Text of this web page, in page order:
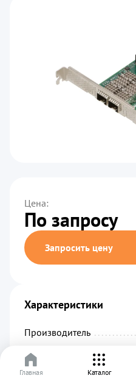
Цена:
По запросу
Запросить цену
Характеристики
Производитель
Код производителя
Артикул
Главная Каталог